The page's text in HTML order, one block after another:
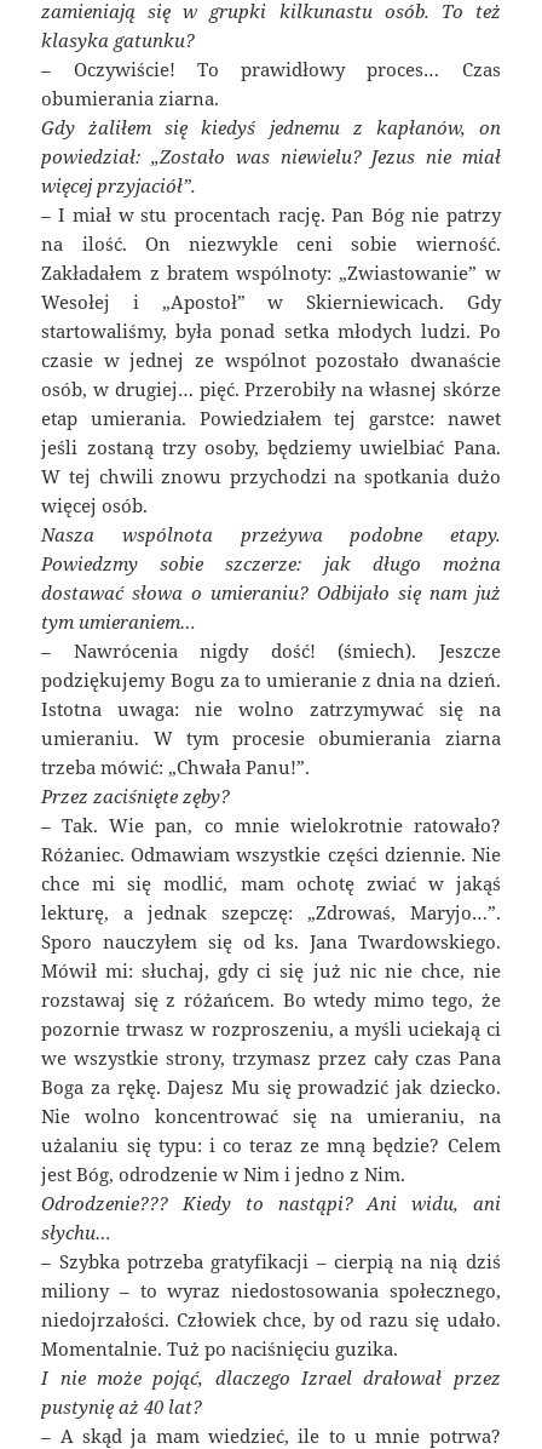
zamieniają się w grupki kilkunastu osób. To też
klasyka gatunku?
– Oczywiście! To prawidłowy proces… Czas
obumierania ziarna.
Gdy żaliłem się kiedyś jednemu z kapłanów, on
powiedział: „Zostało was niewielu? Jezus nie miał
więcej przyjaciół”.
– I miał w stu procentach rację. Pan Bóg nie patrzy
na ilość. On niezwykle ceni sobie wierność.
Zakładałem z bratem wspólnoty: „Zwiastowanie” w
Wesołej i „Apostoł” w Skierniewicach. Gdy
startowaliśmy, była ponad setka młodych ludzi. Po
czasie w jednej ze wspólnot pozostało dwanaście
osób, w drugiej… pięć. Przerobiły na własnej skórze
etap umierania. Powiedziałem tej garstce: nawet
jeśli zostaną trzy osoby, będziemy uwielbiać Pana.
W tej chwili znowu przychodzi na spotkania dużo
więcej osób.
Nasza wspólnota przeżywa podobne etapy.
Powiedzmy sobie szczerze: jak długo można
dostawać słowa o umieraniu? Odbijało się nam już
tym umieraniem…
– Nawrócenia nigdy dość! (śmiech). Jeszcze
podziękujemy Bogu za to umieranie z dnia na dzień.
Istotna uwaga: nie wolno zatrzymywać się na
umieraniu. W tym procesie obumierania ziarna
trzeba mówić: „Chwała Panu!”.
Przez zaciśnięte zęby?
– Tak. Wie pan, co mnie wielokrotnie ratowało?
Różaniec. Odmawiam wszystkie części dziennie. Nie
chce mi się modlić, mam ochotę zwiać w jakąś
lekturę, a jednak szepczę: „Zdrowaś, Maryjo…”.
Sporo nauczyłem się od ks. Jana Twardowskiego.
Mówił mi: słuchaj, gdy ci się już nic nie chce, nie
rozstawaj się z różańcem. Bo wtedy mimo tego, że
pozornie trwasz w rozproszeniu, a myśli uciekają ci
we wszystkie strony, trzymasz przez cały czas Pana
Boga za rękę. Dajesz Mu się prowadzić jak dziecko.
Nie wolno koncentrować się na umieraniu, na
użalaniu się typu: i co teraz ze mną będzie? Celem
jest Bóg, odrodzenie w Nim i jedno z Nim.
Odrodzenie??? Kiedy to nastąpi? Ani widu, ani
słychu…
– Szybka potrzeba gratyfikacji – cierpią na nią dziś
miliony – to wyraz niedostosowania społecznego,
niedojrzałości. Człowiek chce, by od razu się udało.
Momentalnie. Tuż po naciśnięciu guzika.
I nie może pojąć, dlaczego Izrael drałował przez
pustynię aż 40 lat?
– A skąd ja mam wiedzieć, ile to u mnie potrwa?